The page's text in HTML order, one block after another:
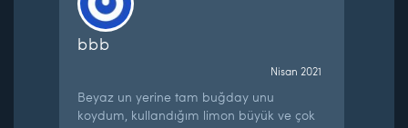
bbb
Nisan 2021
Beyaz un yerine tam buğday unu
koydum, kullandığım limon büyük ve çok